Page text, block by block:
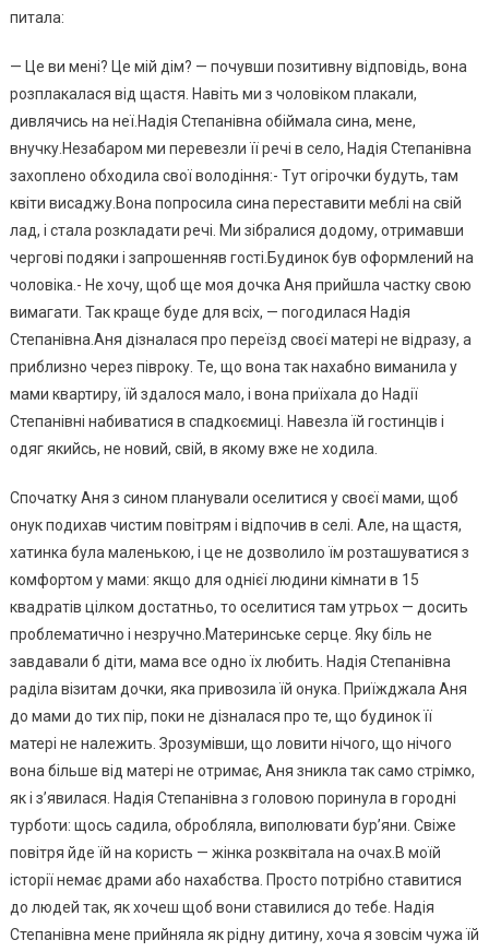
питала:
— Це ви мені? Це мій дім? — почувши позитивну відповідь, вона
розплакалася від щастя. Навіть ми з чоловіком плакали,
дивлячись на неї.Надія Степанівна обіймала сина, мене,
внучку.Незабаром ми перевезли її речі в село, Надія Степанівна
захоплено обходила свої володіння:- Тут огірочки будуть, там
квіти висаджу.Вона попросила сина переставити меблі на свій
лад, і стала розкладати речі. Ми зібралися додому, отримавши
чергові подяки і запрошенняв гості.Будинок був оформлений на
чоловіка.- Не хочу, щоб ще моя дочка Аня прийшла частку свою
вимагати. Так краще буде для всіх, — погодилася Надія
Степанівна.Аня дізналася про переїзд своєї матері не відразу, а
приблизно через півроку. Те, що вона так нахабно виманила у
мами квартиру, їй здалося мало, і вона приїхала до Надії
Степанівні набиватися в спадкоємиці. Навезла їй гостинців і
одяг якийсь, не новий, свій, в якому вже не ходила.
Спочатку Аня з сином планували оселитися у своєї мами, щоб
онук подихав чистим повітрям і відпочив в селі. Але, на щастя,
хатинка була маленькою, і це не дозволило їм розташуватися з
комфортом у мами: якщо для однієї людини кімнати в 15
квадратів цілком достатньо, то оселитися там утрьох — досить
проблематично і незручно.Материнське серце. Яку біль не
завдавали б діти, мама все одно їх любить. Надія Степанівна
раділа візитам дочки, яка привозила їй онука. Приїжджала Аня
до мами до тих пір, поки не дізналася про те, що будинок її
матері не належить. Зрозумівши, що ловити нічого, що нічого
вона більше від матері не отримає, Аня зникла так само стрімко,
як і з’явилася. Надія Степанівна з головою поринула в городні
турботи: щось садила, обробляла, виполювати бур’яни. Свіже
повітря йде їй на користь — жінка розквітала на очах.В моїй
історії немає драми або нахабства. Просто потрібно ставитися
до людей так, як хочеш щоб вони ставилися до тебе. Надія
Степанівна мене прийняла як рідну дитину, хоча я зовсім чужа їй